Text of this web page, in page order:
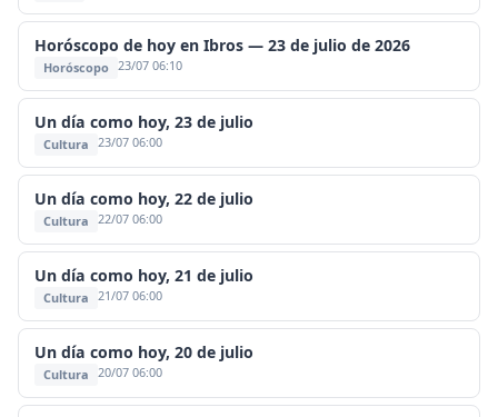
Horóscopo de hoy en Ibros — 23 de julio de 2026
Horóscopo 23/07 06:10
Un día como hoy, 23 de julio
Cultura 23/07 06:00
Un día como hoy, 22 de julio
Cultura 22/07 06:00
Un día como hoy, 21 de julio
Cultura 21/07 06:00
Un día como hoy, 20 de julio
Cultura 20/07 06:00